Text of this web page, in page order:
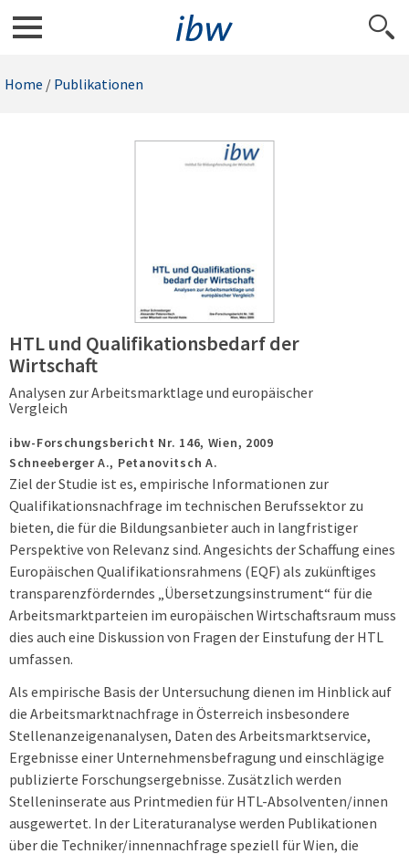
Home / Publikationen
HTL und Qualifikationsbedarf der
Wirtschaft
Analysen zur Arbeitsmarktlage und europäischer
Vergleich
ibw-Forschungsbericht Nr. 146, Wien, 2009
Schneeberger A., Petanovitsch A.
Ziel der Studie ist es, empirische Informationen zur
Qualifikationsnachfrage im technischen Berufssektor zu
bieten, die für die Bildungsanbieter auch in langfristiger
Perspektive von Relevanz sind. Angesichts der Schaffung eines
Europäischen Qualifikationsrahmens (EQF) als zukünftiges
transparenzförderndes „Übersetzungsinstrument“ für die
Arbeitsmarktparteien im europäischen Wirtschaftsraum muss
dies auch eine Diskussion von Fragen der Einstufung der HTL
umfassen.
Als empirische Basis der Untersuchung dienen im Hinblick auf
die Arbeitsmarktnachfrage in Österreich insbesondere
Stellenanzeigenanalysen, Daten des Arbeitsmarktservice,
Ergebnisse einer Unternehmensbefragung und einschlägige
publizierte Forschungsergebnisse. Zusätzlich werden
Stelleninserate aus Printmedien für HTL-Absolventen/innen
ausgewertet. In der Literaturanalyse werden Publikationen
über die Techniker/innennachfrage speziell für Wien, die